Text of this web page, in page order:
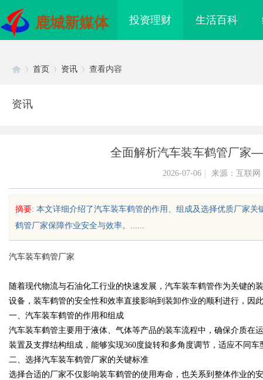
鹿城新媒体 投资理财 生活百科
uz
首页 资讯 查看内容
资讯
全面解析汽车装车鹤管厂家
2026-07-06 来源：互联网
摘要: 本文详细介绍了汽车装车鹤管的作用、组成及选择优质厂家
鹤管厂家保障作业安全与效率。......
汽车装车鹤管厂家
随着现代物流与石油化工行业的快速发展，汽车装车鹤管作为关键的
设备，装车鹤管的安全性和效率直接影响到装卸作业的顺利进行，因
一、汽车装车鹤管的作用和组成
汽车装车鹤管主要用于液体、气体等产品的装车流程中，确保介质在
装置及支撑结构组成，能够实现360度旋转和多角度调节，适应不同车
二、选择汽车装车鹤管厂家的关键标准
选择合适的厂家不仅影响装车鹤管的使用寿命，也关系到整体作业的
机构函授站教学点
焊锡条、6337锡条，巨一，焊锡